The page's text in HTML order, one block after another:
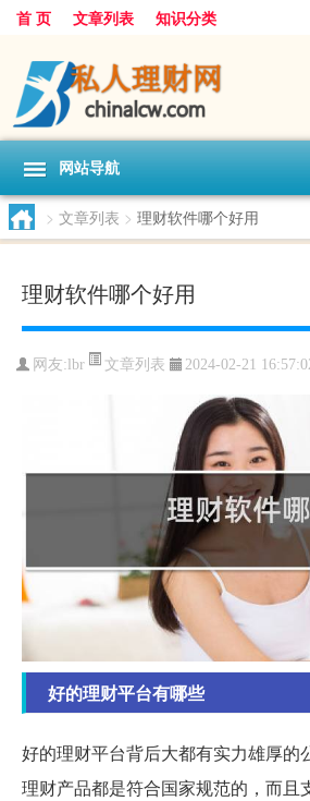
首 页 文章列表 知识分类
网站导航
> 文章列表 > 理财软件哪个好用
理财软件哪个好用
网友: lbr 文章列表 2024-02-21
好的理财平台有哪些
好的理财平台背后大都有实力雄厚的
理财产品都是符合国家规范的，而且